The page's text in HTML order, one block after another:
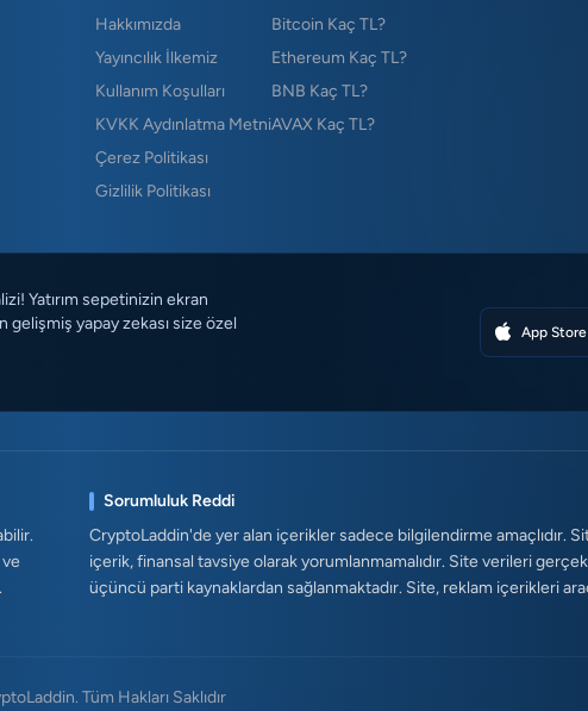
Hakkımızda
Yayıncılık İlkemiz
Kullanım Koşulları
KVKK Aydınlatma Metni
Çerez Politikası
Gizlilik Politikası
Bitcoin Kaç TL?
Ethereum Kaç TL?
BNB Kaç TL?
AVAX Kaç TL?
Yatırım sepetinizin ekran
yapay zekası size özel
App Store
Sorumluluk Reddi
CryptoLaddin'de yer alan içerikler sadece bilgilendirme amaçlıdır.
içerik, finansal tavsiye olarak yorumlanmamalıdır. Site verileri
üçüncü parti kaynaklardan sağlanmaktadır. Site, reklam içerikleri
Tüm Hakları Saklıdır